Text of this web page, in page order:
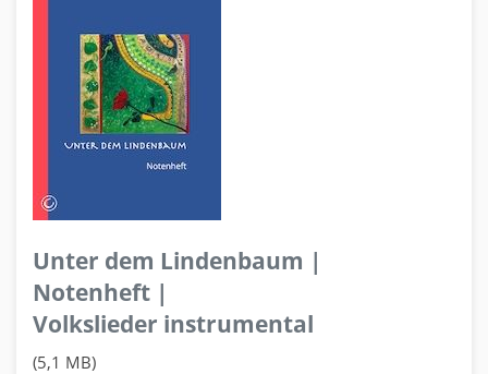
Unter dem Lindenbaum |
Notenheft |
Volkslieder instrumental
(5,1 MB)